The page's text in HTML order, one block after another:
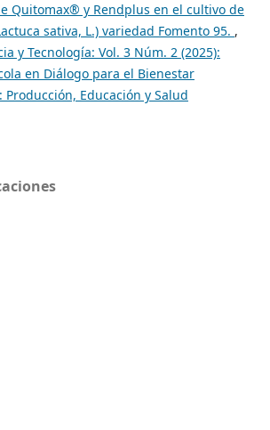
Quitomax® y Rendplus en el cultivo de
sativa, L.) variedad Fomento 95. ,
y Tecnología: Vol. 3 Núm. 2 (2025):
en Diálogo para el Bienestar
Educación y Salud